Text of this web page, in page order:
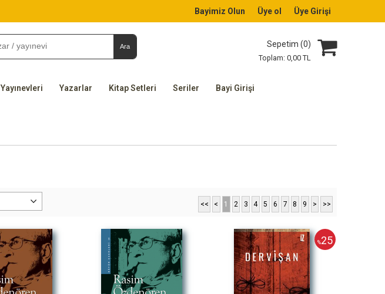
Bayimiz Olun Üye ol Üye Girişi
Ara Sepetim (0)
Toplam:0,00 TL
Yayınevleri Yazarlar Kitap Setleri Seriler Bayi Girişi
<< < 1 2 3 4 5 6 7 8 9 > >>
%25